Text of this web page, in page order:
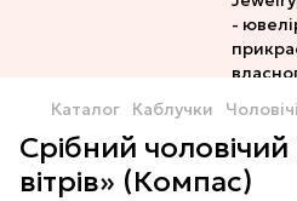
Каталог Каблучки Чоловічі
Срібний
вітрів» (Компас)